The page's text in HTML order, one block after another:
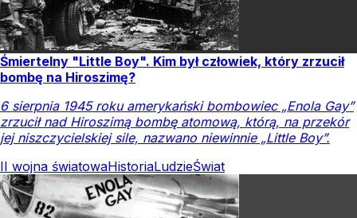
Śmiertelny "Little Boy". Kim był człowiek, który zrzucił
bombę na Hiroszimę?
6 sierpnia 1945 roku amerykański bombowiec „Enola Gay”
zrzucił nad Hiroszimą bombę atomową, którą, na przekór
jej niszczycielskiej sile, nazwano niewinnie „Little Boy”.
II wojna światowaHistoriaLudzieŚwiat